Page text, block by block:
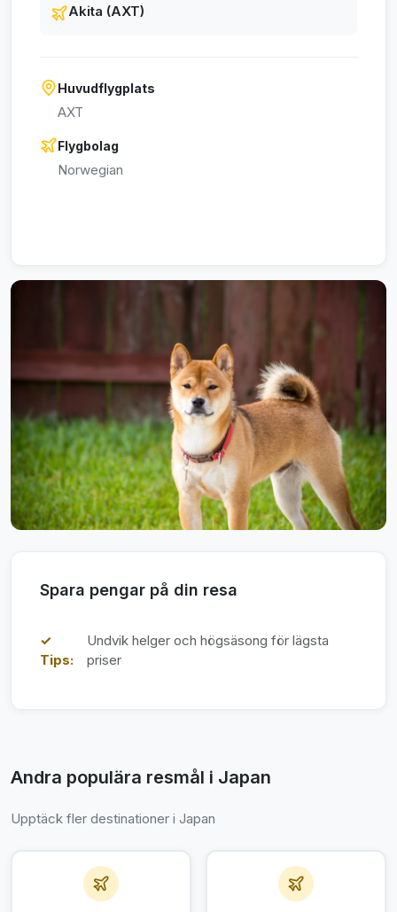
Akita (AXT)
Huvudflygplats
AXT
Flygbolag
Norwegian
Spara pengar på din resa
✓
Tips:
Undvik helger och högsäsong för lägsta
priser
Andra populära resmål i Japan
Upptäck fler destinationer i Japan